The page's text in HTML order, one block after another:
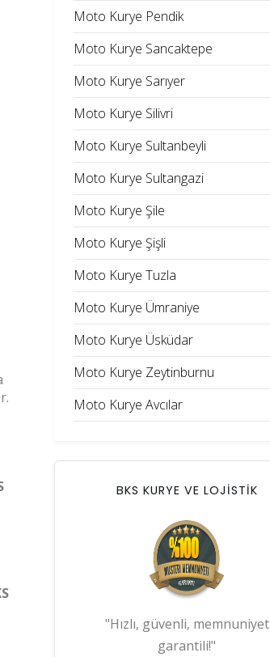
Moto Kurye Pendik
Moto Kurye Sancaktepe
Moto Kurye Sarıyer
Moto Kurye Silivri
Moto Kurye Sultanbeyli
Moto Kurye Sultangazi
Moto Kurye Şile
Moto Kurye Şişli
Moto Kurye Tuzla
Moto Kurye Ümraniye
Moto Kurye Üsküdar
Moto Kurye Zeytinburnu
Moto Kurye Avcılar
BKS KURYE VE LOJİSTİK
"Hızlı, güvenli, memnuniyet
garantili!"